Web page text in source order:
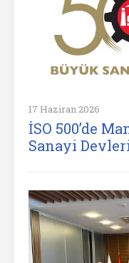
17 Haziran 2026
İSO 500’de
Sanayi